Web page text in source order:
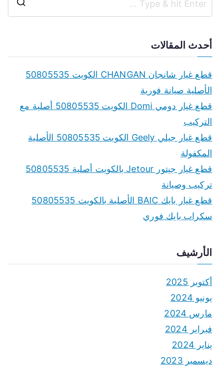
c
قطع غيار شانجان CHANGAN الكويت 50805535
الأصلية صيانة فورية
التركيب
المكفولة
تركيب وصيانة
سكراب بايك فوري
أكتوبر 2025
يونيو 2024
مارس 2024
فبراير 2024
يناير 2024
ديسمبر 2023
نوفمبر 2023